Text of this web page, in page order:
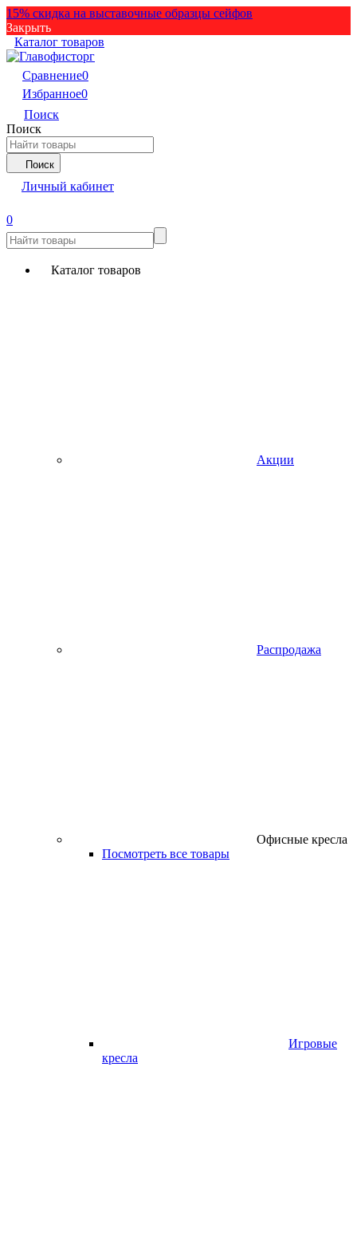
15% скидка на выставочные образцы сейфов
Закрыть
Каталог товаров
Сравнение0
Избранное0
Поиск
Поиск
Поиск
Личный кабинет
0
Каталог товаров
Акции
Распродажа
Офисные кресла
Посмотреть все товары
Игровые
кресла